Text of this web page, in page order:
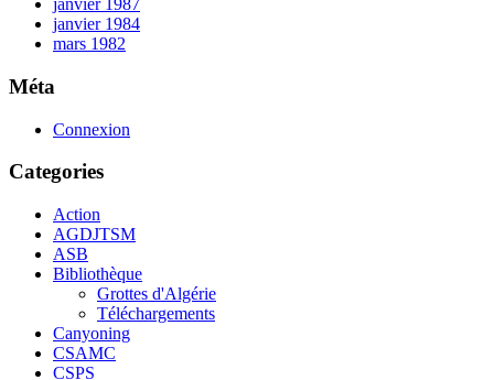
janvier 1987
janvier 1984
mars 1982
Méta
Connexion
Categories
Action
AGDJTSM
ASB
Bibliothèque
Grottes d'Algérie
Téléchargements
Canyoning
CSAMC
CSPS